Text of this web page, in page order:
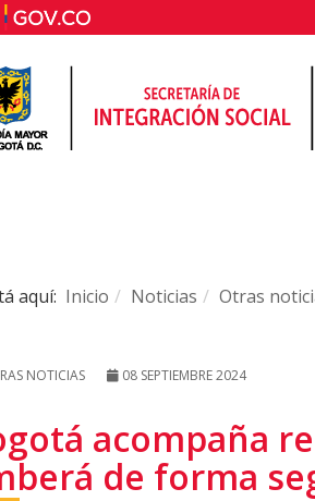
aquí: Inicio Noticias Otras
NOTICIAS 08 SEPTIEMBRE 2024
acompaña
de forma